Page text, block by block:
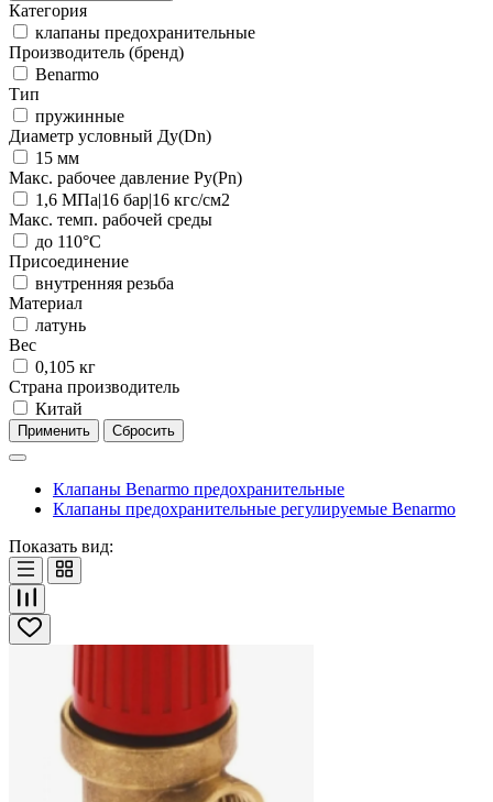
Категория
клапаны предохранительные
Производитель (бренд)
Benarmo
Тип
пружинные
Диаметр условный Ду(Dn)
15 мм
Макс. рабочее давление Ру(Pn)
1,6 МПа|16 бар|16 кгс/см2
Макс. темп. рабочей среды
до 110°С
Присоединение
внутренняя резьба
Материал
латунь
Вес
0,105 кг
Страна производитель
Китай
Применить Сбросить
Клапаны Benarmo предохранительные
Клапаны предохранительные регулируемые Benarmo
Показать вид: